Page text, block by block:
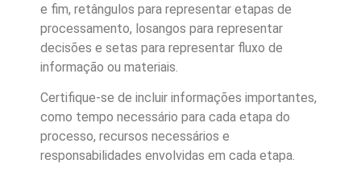
e fim, retângulos para representar etapas de
processamento, losangos para representar
decisões e setas para representar fluxo de
informação ou materiais.
Certifique-se de incluir informações importantes,
como tempo necessário para cada etapa do
processo, recursos necessários e
responsabilidades envolvidas em cada etapa.